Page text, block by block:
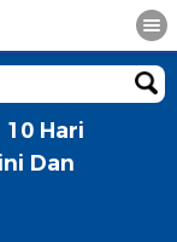
Hari
Dan